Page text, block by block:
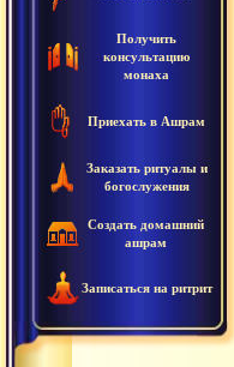
Получить
консультацию
монаха
Приехать в Ашрам
Заказать ритуалы и
богослужения
Создать домашний
ашрам
Записаться на ритрит